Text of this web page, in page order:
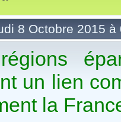
8 Octobre 2015 à
un lien
la